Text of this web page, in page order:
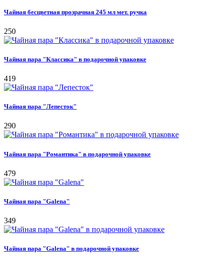
Чайная бесцветная прозрачная 245 мл мет. ручка
250
Чайная пара "Классика" в подарочной упаковке
419
Чайная пара "Лепесток"
290
Чайная пара "Романтика" в подарочной упаковке
479
Чайная пара "Galena"
349
Чайная пара "Galena" в подарочной упаковке